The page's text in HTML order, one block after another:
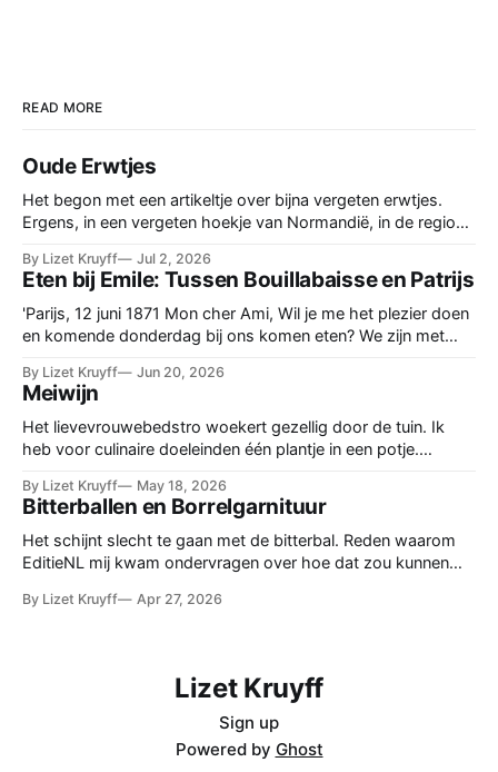
READ MORE
Oude Erwtjes
Het begon met een artikeltje over bijna vergeten erwtjes.
Ergens, in een vergeten hoekje van Normandië, in de regio
Maar hoe ze smaakten, dat las ik niet. Dus bestelde ik het
zaad, een zakje met kleine bruine, een beetje rommelige
erwtjes.
By Lizet Kruyff Jul 2, 2026
Eten bij Emile: Tussen Bouillabaisse en Patrijs
'Parijs, 12 juni 1871 Mon cher Ami, Wil je me het plezier doen
en komende donderdag bij ons komen eten? We zijn met
Emile Zola' De etentjes op donderdag bij de familie Zola thuis
zijn vaste prik. De intimi schuiven
By Lizet Kruyff Jun 20, 2026
Meiwijn
Het lievevrouwebedstro woekert gezellig door de tuin. Ik
heb voor culinaire doeleinden één plantje in een potje.
de familie van de Walstro-achtigen. Hier en daar in Zuid-
Limburg groeit hij nog in het wild. Maar laat hem daar maar
staan, zet
By Lizet Kruyff May 18, 2026
Bitterballen en Borrelgarnituur
Het schijnt slecht te gaan met de bitterbal. Reden waarom
EditieNL mij kwam ondervragen over hoe dat zou kunnen
kijken hoe lang die bal al populair is. Want gerechten komen
By Lizet Kruyff Apr 27, 2026
Lizet Kruyff
Sign up
Powered by Ghost